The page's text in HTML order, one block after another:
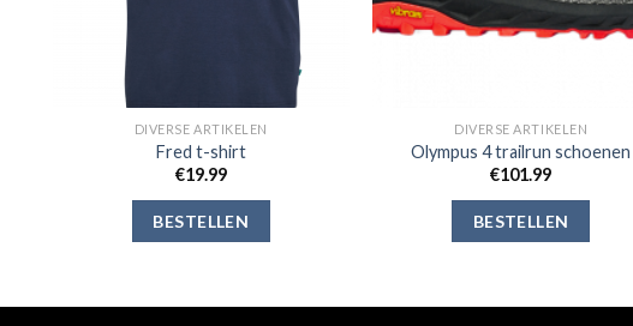
DIVERSE ARTIKELEN
Fred t-shirt
€19.99
BESTELLEN
DIVERSE ARTIKELEN
Olympus 4 trailrun schoenen
€101.99
BESTELLEN